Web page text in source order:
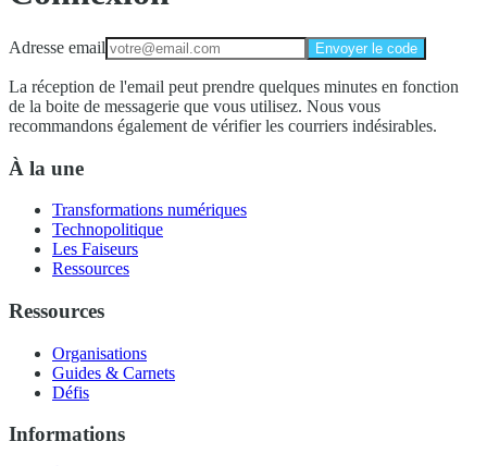
Adresse email Envoyer le code
La réception de l'email peut prendre quelques minutes en fonction
de la boite de messagerie que vous utilisez. Nous vous
recommandons également de vérifier les courriers indésirables.
À la une
Transformations numériques
Technopolitique
Les Faiseurs
Ressources
Ressources
Organisations
Guides & Carnets
Défis
Informations